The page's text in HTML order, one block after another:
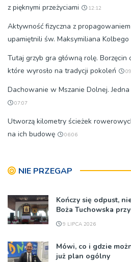
z pięknymi przeżyciami
12:12
Aktywność fizyczna z
upamiętnili św. Maksymiliana Kolbego
Tutaj grzyb gra główną rolę.
które wyrosło na tradycji pokoleń
Dachowanie w Mszanie Dolnej.
07:07
Utworzą kilometry ścieżek
na ich budowę
06:06
NIE PRZEGAP
Kończy się odpust,
Boża Tuchowska
9 LIPCA 2026
Mówi, co i gdzie
już plan ogólny